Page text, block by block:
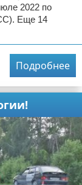
2022 по
Еще 14
Подробнее